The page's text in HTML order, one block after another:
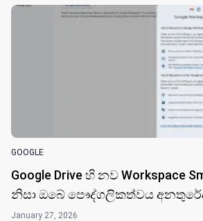
GOOGLE
Google Drive හි නව Workspace
නිසා ඔබේ පෞද්ගලිකත්වය
January 27, 2026